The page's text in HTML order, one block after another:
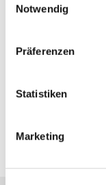
Cookies, wenn
Notwendig
Präferenzen
Statistiken
Marketing
398,00 €